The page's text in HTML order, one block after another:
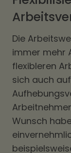
Die
immer mehr
flexibleren
sich auch
Wunsch